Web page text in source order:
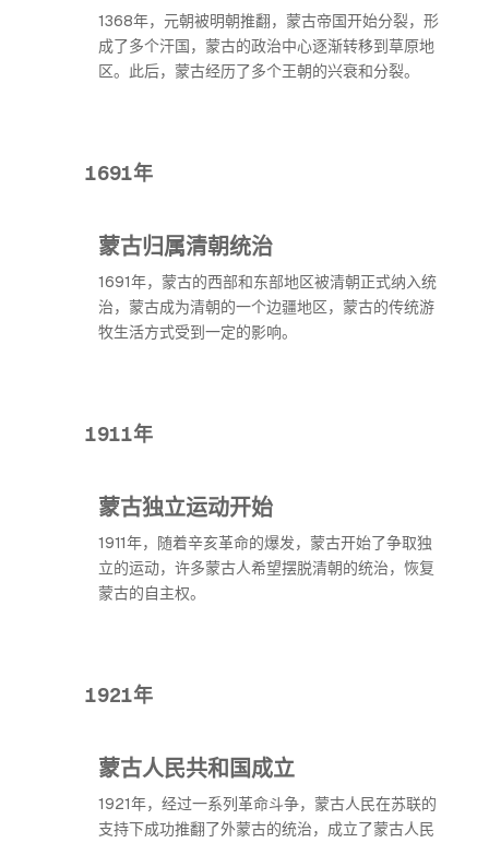
1368年，元朝被明朝推翻，蒙古帝国开始分裂，形
成了多个汗国，蒙古的政治中心逐渐转移到草原地
区。此后，蒙古经历了多个王朝的兴衰和分裂。
1691年
蒙古归属清朝统治
1691年，蒙古的西部和东部地区被清朝正式纳入统
治，蒙古成为清朝的一个边疆地区，蒙古的传统游
牧生活方式受到一定的影响。
1911年
蒙古独立运动开始
1911年，随着辛亥革命的爆发，蒙古开始了争取独
立的运动，许多蒙古人希望摆脱清朝的统治，恢复
蒙古的自主权。
1921年
蒙古人民共和国成立
1921年，经过一系列革命斗争，蒙古人民在苏联的
支持下成功推翻了外蒙古的统治，成立了蒙古人民